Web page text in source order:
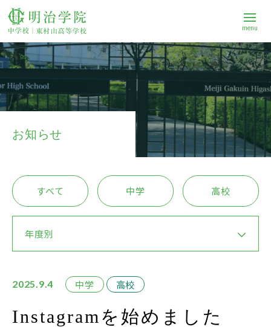
menu
学校案内
中学校
進路
Q&A
在校生・保護者の方
お知らせ
すべて 中学 高校
年度別
2025.9.4 中学 高校
Instagramを始めました